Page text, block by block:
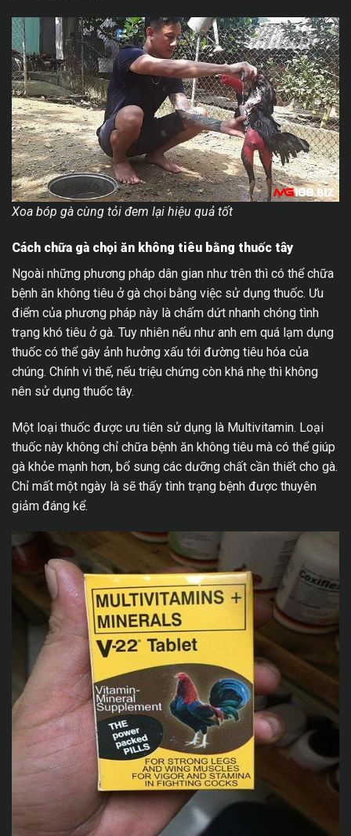
Xoa bóp gà cùng tỏi đem lại hiệu quả tốt
Cách chữa gà chọi ăn không tiêu bằng thuốc tây
Ngoài những phương pháp dân gian như trên thì có thể chữa
bệnh ăn không tiêu ở gà chọi bằng việc sử dụng thuốc. Ưu
điểm của phương pháp này là chấm dứt nhanh chóng tình
trạng khó tiêu ở gà. Tuy nhiên nếu như anh em quá lạm dụng
thuốc có thể gây ảnh hưởng xấu tới đường tiêu hóa của
chúng. Chính vì thế, nếu triệu chứng còn khá nhẹ thì không
nên sử dụng thuốc tây.
Một loại thuốc được ưu tiên sử dụng là Multivitamin. Loại
thuốc này không chỉ chữa bệnh ăn không tiêu mà có thể giúp
gà khỏe mạnh hơn, bổ sung các dưỡng chất cần thiết cho gà.
Chỉ mất một ngày là sẽ thấy tình trạng bệnh được thuyên
giảm đáng kể.